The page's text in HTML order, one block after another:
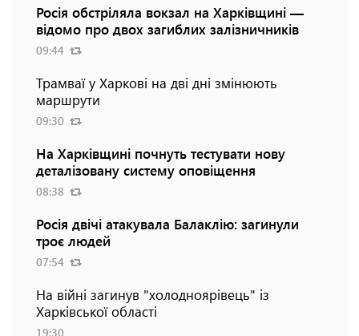
Росія обстріляла вокзал на Харківщині —
відомо про двох загиблих залізничників
09:44
Трамваї у Харкові на дві дні змінюють
маршрути
09:30
На Харківщині почнуть тестувати нову
деталізовану систему оповіщення
08:38
Росія двічі атакувала Балаклію: загинули
троє людей
07:54
На війні загинув "холодноярівець" із
Харківської області
19:30